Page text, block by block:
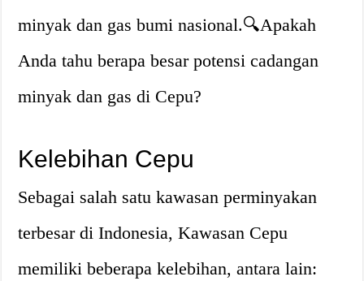
minyak dan gas bumi nasional.🔍Apakah
Anda tahu berapa besar potensi cadangan
minyak dan gas di Cepu?
Kelebihan Cepu
Sebagai salah satu kawasan perminyakan
terbesar di Indonesia, Kawasan Cepu
memiliki beberapa kelebihan, antara lain: